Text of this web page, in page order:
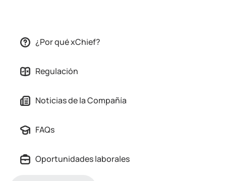
¿Por qué xChief?
Regulación
Noticias de la Compañía
FAQs
Oportunidades laborales